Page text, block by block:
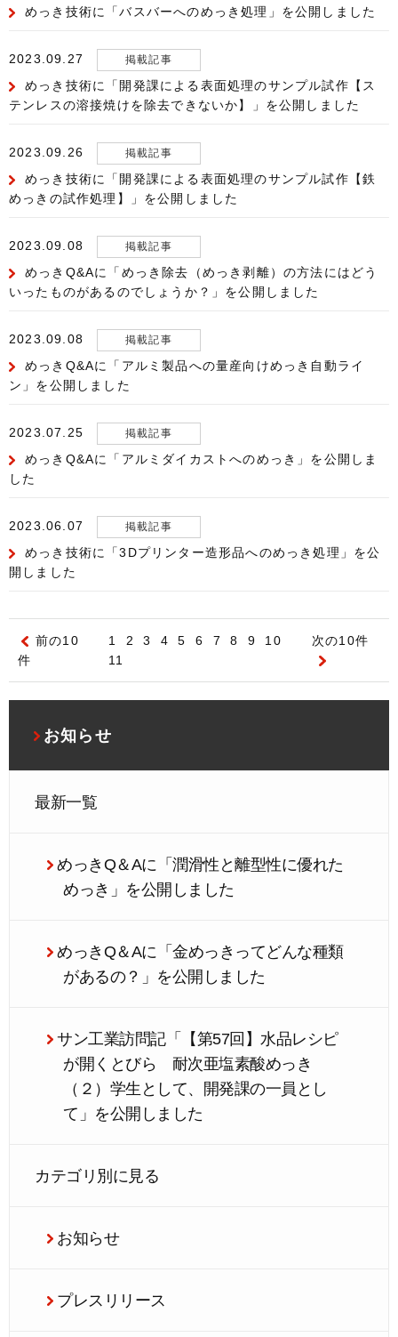
めっき技術に「バスバーへのめっき処理」を公開しました
2023.09.27 掲載記事
めっき技術に「開発課による表面処理のサンプル試作【ス
テンレスの溶接焼けを除去できないか】」を公開しました
2023.09.26 掲載記事
めっき技術に「開発課による表面処理のサンプル試作【鉄
めっきの試作処理】」を公開しました
2023.09.08 掲載記事
めっきQ&Aに「めっき除去（めっき剥離）の方法にはどう
いったものがあるのでしょうか？」を公開しました
2023.09.08 掲載記事
めっきQ&Aに「アルミ製品への量産向けめっき自動ライ
ン」を公開しました
2023.07.25 掲載記事
めっきQ&Aに「アルミダイカストへのめっき」を公開しま
した
2023.06.07 掲載記事
めっき技術に「3Dプリンター造形品へのめっき処理」を公
開しました
前の10
件
1 2 3 4 5 6 7 8 9
10
11
次の10件
お知らせ
最新一覧
めっきQ＆Aに「潤滑性と離型性に優れた
めっき」を公開しました
めっきQ＆Aに「金めっきってどんな種類
があるの？」を公開しました
サン工業訪問記「【第57回】水品レシピ
が開くとびら 耐次亜塩素酸めっき
（２）学生として、開発課の一員とし
て」を公開しました
カテゴリ別に見る
お知らせ
プレスリリース